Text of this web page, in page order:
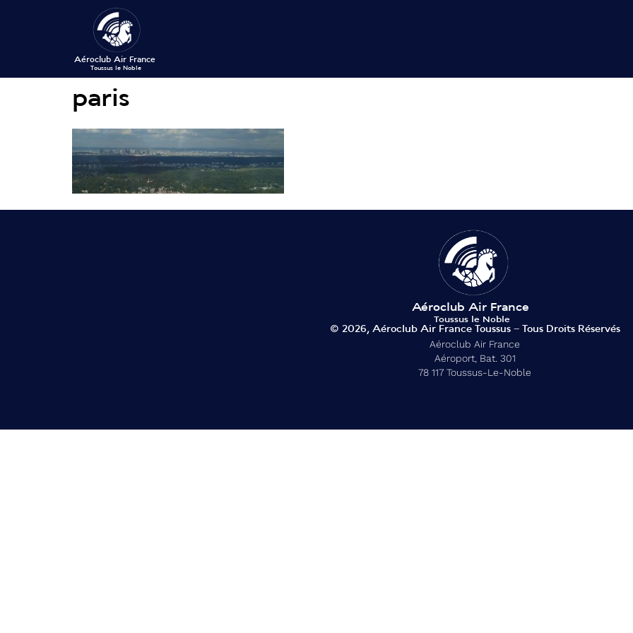
paris
© 2026, Aéroclub Air France Toussus – Tous Droits Réservés
Aéroclub Air France
Aéroport, Bat. 301
78 117 Toussus-Le-Noble